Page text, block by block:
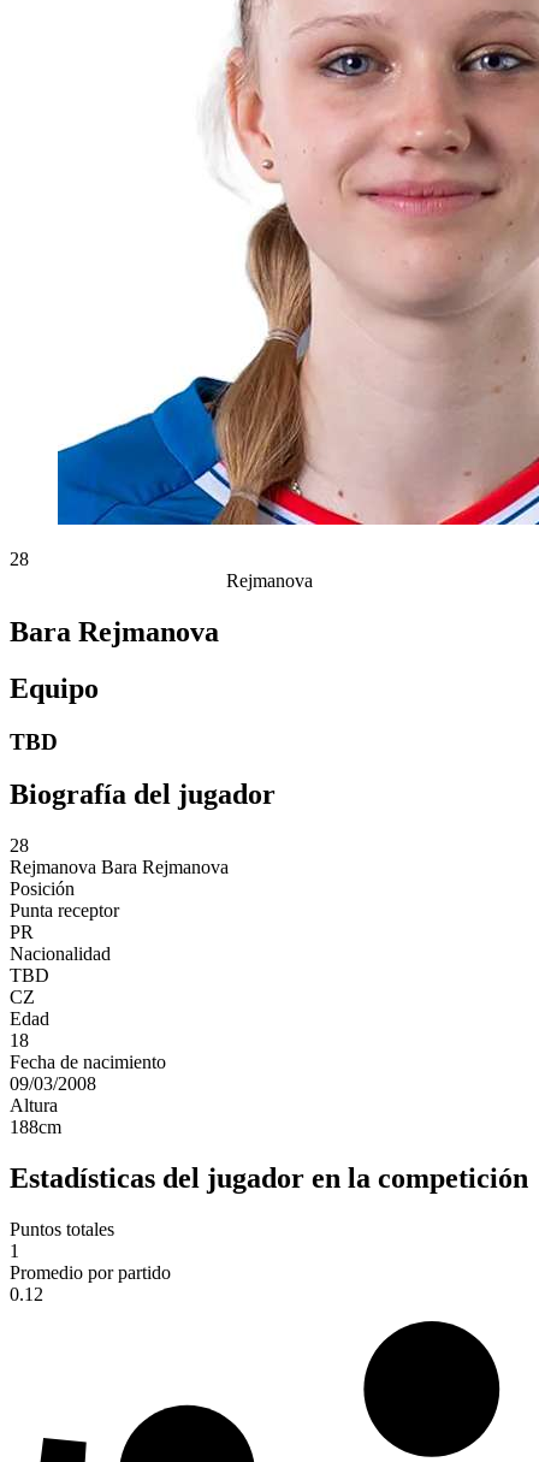
28
Rejmanova
Bara Rejmanova
Equipo
TBD
Biografía del jugador
28
Rejmanova Bara Rejmanova
Posición
Punta receptor
PR
Nacionalidad
TBD
CZ
Edad
18
Fecha de nacimiento
09/03/2008
Altura
188cm
Estadísticas del jugador en la competición
Puntos totales
1
Promedio por partido
0.12